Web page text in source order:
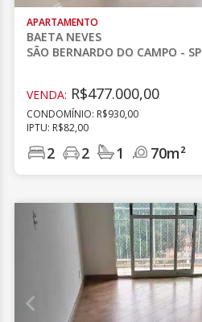
APARTAMENTO
BAETA NEVES
SÃO BERNARDO DO CAMPO - SP
VENDA: R$477.000,00
CONDOMÍNIO: R$930,00
IPTU: R$82,00
2 2 1 70m²